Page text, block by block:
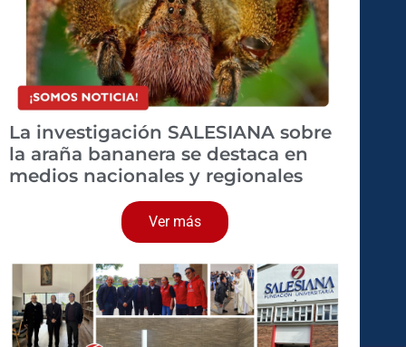
La investigación SALESIANA sobre
la araña bananera se destaca en
medios nacionales y regionales
Ver más